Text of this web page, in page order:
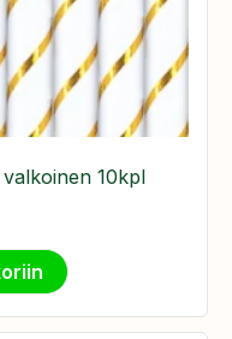
10kpl